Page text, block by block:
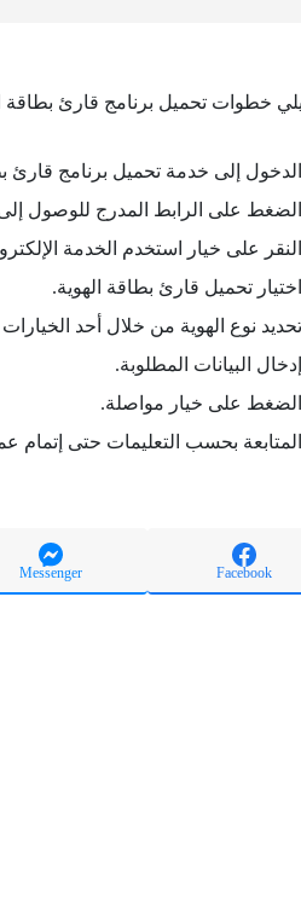
خطوات تحميل برنامج قارئ بطاقة
الدخول إلى خدمة تحميل برنامج قارئ
الضغط على الرابط المدرج للوصول
النقر على خيار استخدم الخدمة
اختيار تحميل قارئ بطاقة الهوية.
تحديد نوع الهوية من خلال أحد الخيارات
إدخال البيانات المطلوبة.
الضغط على خيار مواصلة.
المتابعة بحسب التعليمات حتى إتمام
Facebook
Messenger